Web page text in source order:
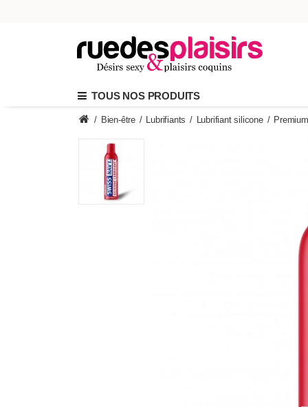
TOUS NOS PRODUITS
/ Bien-être / Lubrifiants / Lubrifiant silicone /